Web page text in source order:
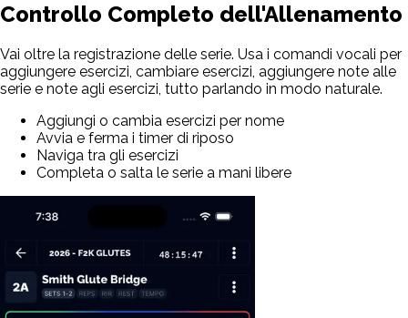
Controllo Completo dell'Allenamento
Vai oltre la registrazione delle serie. Usa i comandi vocali per
aggiungere esercizi, cambiare esercizi, aggiungere note alle
serie e note agli esercizi, tutto parlando in modo naturale.
Aggiungi o cambia esercizi per nome
Avvia e ferma i timer di riposo
Naviga tra gli esercizi
Completa o salta le serie a mani libere